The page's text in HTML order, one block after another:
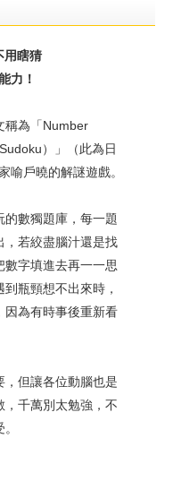
用瞎猜
力！
為「Number
）」（此為日
喻戶曉的解謎遊戲。
數獨題庫，每一題
，若絞盡腦汁還是找
數字填進去再一一思
瓶頸想不出來時，
因為有時事後重新看
但讓各位動腦也是
，千萬別太勉強，不